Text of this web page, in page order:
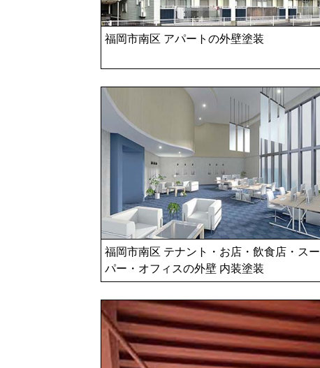
福岡市南区 アパートの外壁塗装
福岡市南区 テナント・お店・飲食店・スー
パー・オフィスの外壁 内装塗装